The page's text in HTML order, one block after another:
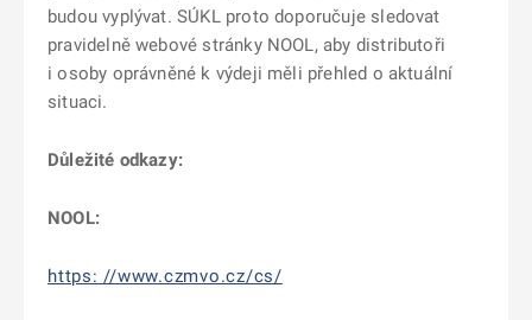
budou vyplývat. SÚKL proto doporučuje sledovat
pravidelně webové stránky NOOL, aby distributoři
i osoby oprávněné k výdeji měli přehled o aktuální
situaci.
Důležité odkazy:
NOOL:
https: //www.czmvo.cz/cs/